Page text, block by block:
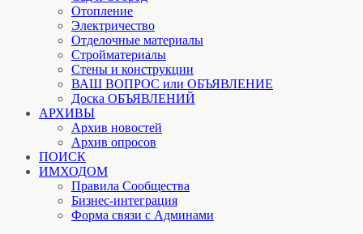
Отопление
Электричество
Отделочные материалы
Стройматериалы
Стены и конструкции
ВАШ ВОПРОС или ОБЪЯВЛЕНИЕ
Доска ОБЪЯВЛЕНИЙ
АРХИВЫ
Архив новостей
Архив опросов
ПОИСК
ИМХОДОМ
Правила Сообщества
Бизнес-интеграция
Форма связи с Админами